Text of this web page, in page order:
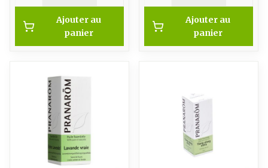
Ajouter au
panier
Ajouter au
panier